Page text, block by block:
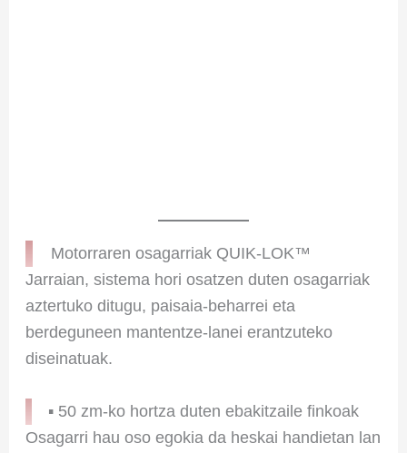
Motorraren osagarriak QUIK-LOK™
Jarraian, sistema hori osatzen duten osagarriak
aztertuko ditugu, paisaia-beharrei eta
berdeguneen mantentze-lanei erantzuteko
diseinatuak.
▪ 50 zm-ko hortza duten ebakitzaile finkoak
Osagarri hau oso egokia da heskai handietan lan